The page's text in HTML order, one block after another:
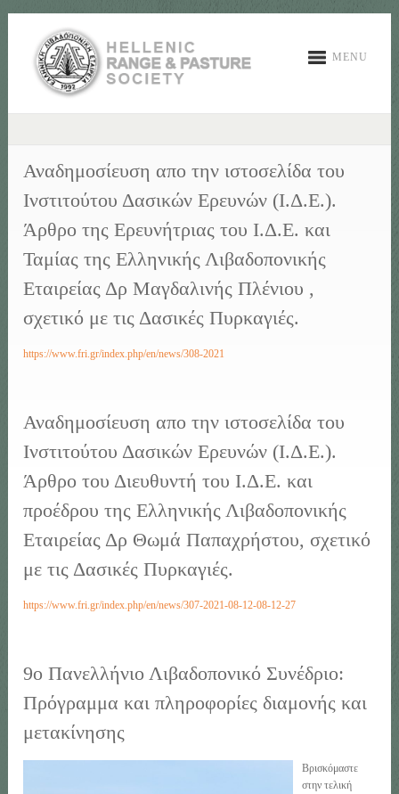
MENU
Αναδημοσίευση απο την ιστοσελίδα του
Ινστιτούτου Δασικών Ερευνών (Ι.Δ.Ε.).
Άρθρο της Ερευνήτριας του Ι.Δ.Ε. και
Ταμίας της Ελληνικής Λιβαδοπονικής
Εταιρείας Δρ Μαγδαλινής Πλένιου ,
σχετικό με τις Δασικές Πυρκαγιές.
https://www.fri.gr/index.php/en/news/308-2021
Αναδημοσίευση απο την ιστοσελίδα του
Ινστιτούτου Δασικών Ερευνών (Ι.Δ.Ε.).
Άρθρο του Διευθυντή του Ι.Δ.Ε. και
προέδρου της Ελληνικής Λιβαδοπονικής
Εταιρείας Δρ Θωμά Παπαχρήστου, σχετικό
με τις Δασικές Πυρκαγιές.
https://www.fri.gr/index.php/en/news/307-2021-08-12-08-12-27
9ο Πανελλήνιο Λιβαδοπονικό Συνέδριο:
Πρόγραμμα και πληροφορίες διαμονής και
μετακίνησης
Βρισκόμαστε
στην τελική